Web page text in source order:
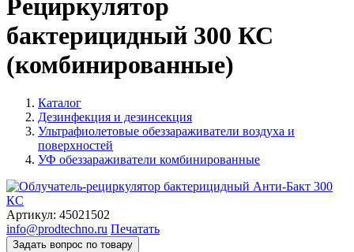
Рециркулятор
бактерицидный 300 КС
(комбинированные)
Каталог
Дезинфекция и дезинсекция
Ультрафиолетовые обеззараживатели воздуха и
поверхностей
УФ обеззараживатели комбинированные
Артикул: 45021502
info@prodtechno.ru Печатать
Задать вопрос по товару